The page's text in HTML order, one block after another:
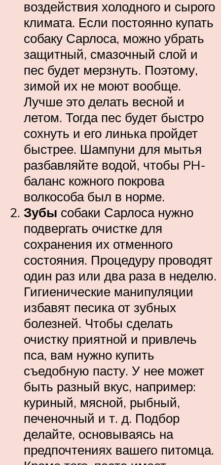
воздействия холодного и сырого
климата. Если постоянно купать
собаку Сарлоса, можно убрать
защитный, смазочный слой и
пес будет мерзнуть. Поэтому,
зимой их не моют вообще.
Лучше это делать весной и
летом. Тогда пес будет быстро
сохнуть и его линька пройдет
быстрее. Шампуни для мытья
разбавляйте водой, чтобы PH-
баланс кожного покрова
волкособа был в норме.
Зубы собаки Сарлоса нужно
подвергать очистке для
сохранения их отменного
состояния. Процедуру проводят
один раз или два раза в неделю.
Гигиенические манипуляции
избавят песика от зубных
болезней. Чтобы сделать
очистку приятной и привлечь
пса, вам нужно купить
съедобную пасту. У нее может
быть разный вкус, например:
куриный, мясной, рыбный,
печеночный и т. д. Подбор
делайте, основываясь на
предпочтениях вашего питомца.